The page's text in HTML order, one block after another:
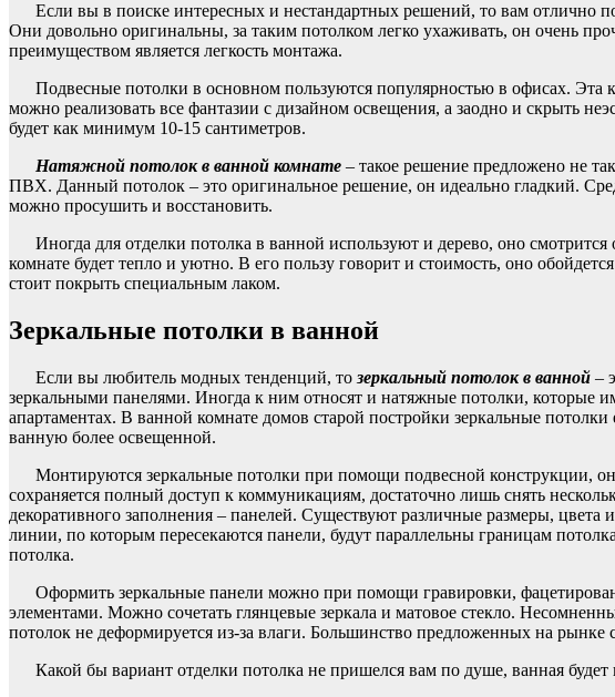
Если вы в поиске интересных и нестандартных решений, то вам отлично
Они довольно оригинальны, за таким потолком легко ухаживать, он очень
преимуществом является легкость монтажа.
Подвесные потолки в основном пользуются популярностью в офисах. Эта
можно реализовать все фантазии с дизайном освещения, а заодно и скрыть
будет как минимум 10-15 сантиметров.
Натяжной потолок в ванной комнате – такое решение предложено не
ПВХ. Данный потолок – это оригинальное решение, он идеально гладкий.
можно просушить и восстановить.
Иногда для отделки потолка в ванной используют и дерево, оно
комнате будет тепло и уютно. В его пользу говорит и стоимость, оно
стоит покрыть специальным лаком.
Зеркальные потолки в ванной
Если вы любитель модных тенденций, то зеркальный потолок в ванной –
зеркальными панелями. Иногда к ним относят и натяжные потолки, которые
апартаментах. В ванной комнате домов старой постройки зеркальные
ванную более освещенной.
Монтируются зеркальные потолки при помощи подвесной конструкции,
сохраняется полный доступ к коммуникациям, достаточно лишь снять
декоративного заполнения – панелей. Существуют различные размеры,
линии, по которым пересекаются панели, будут параллельны границам
потолка.
Оформить зеркальные панели можно при помощи гравировки,
элементами. Можно сочетать глянцевые зеркала и матовое стекло.
потолок не деформируется из-за влаги. Большинство предложенных на
Какой бы вариант отделки потолка не пришелся вам по душе, ванная